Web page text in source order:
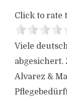
Click to rate
Viele
Alvarez &